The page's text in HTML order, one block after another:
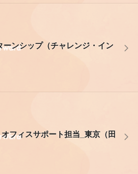
ーンシップ（チャレンジ・イン
オフィスサポート担当_東京（田